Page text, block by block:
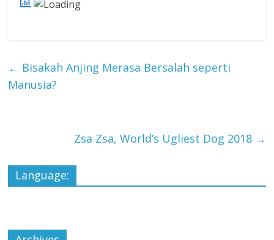
← Bisakah Anjing Merasa Bersalah seperti
Manusia?
Zsa Zsa, World’s Ugliest Dog 2018 →
Language: